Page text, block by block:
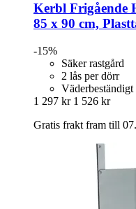
Kerbl Frigående
85 x 90 cm,
-15%
Säker rastgård
2 lås per dörr
Väderbeständigt
1 297 kr 1 526 kr
Gratis frakt fram till